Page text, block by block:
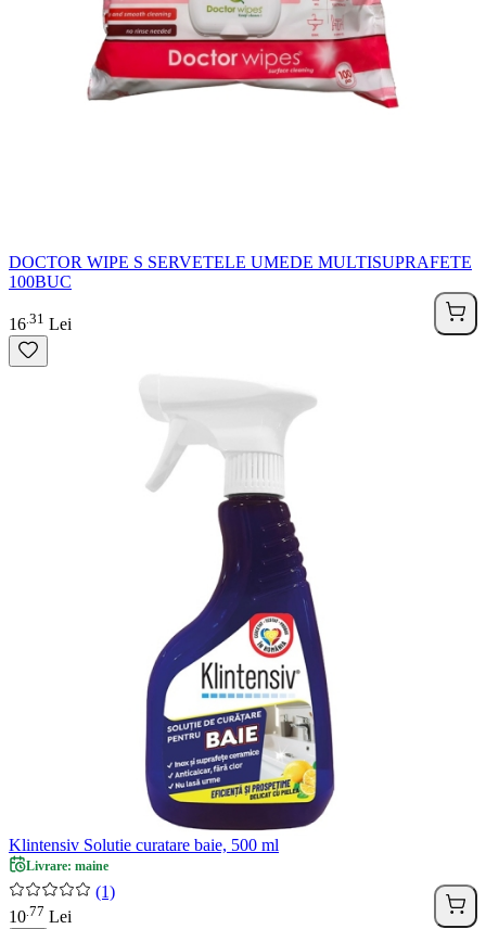
DOCTOR WIPE S SERVETELE UMEDE MULTISUPRAFETE
100BUC
16 31 Lei
Klintensiv Solutie curatare baie, 500 ml
Livrare: maine
(1)
10 77 Lei